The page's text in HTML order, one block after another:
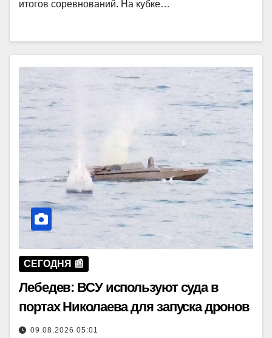
итогов соревнований. На кубке…
СЕГОДНЯ 📰
Лебедев: ВСУ используют суда в
портах Николаева для запуска дронов
09.08.2026 05:01